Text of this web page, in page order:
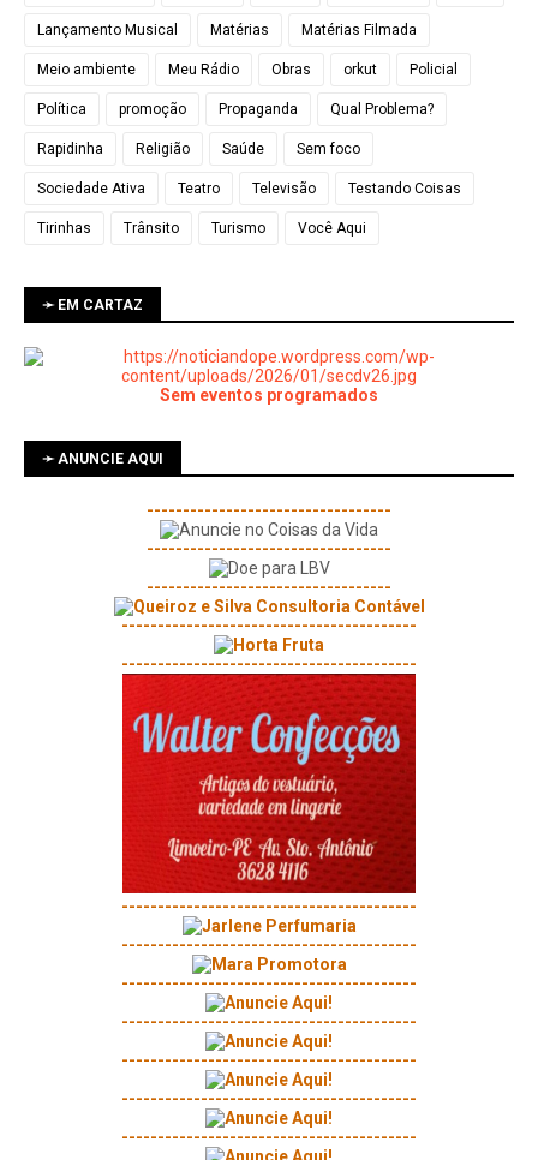
Lançamento Musical Matérias Matérias Filmada
Meio ambiente Meu Rádio Obras orkut Policial
Política promoção Propaganda Qual Problema?
Rapidinha Religião Saúde Sem foco
Sociedade Ativa Teatro Televisão Testando Coisas
Tirinhas Trânsito Turismo Você Aqui
➛ EM CARTAZ
Sem eventos programados
➛ ANUNCIE AQUI
----------------------------------
----------------------------------
----------------------------------
-----------------------------------------
-----------------------------------------
-----------------------------------------
-----------------------------------------
-----------------------------------------
-----------------------------------------
-----------------------------------------
-----------------------------------------
-----------------------------------------